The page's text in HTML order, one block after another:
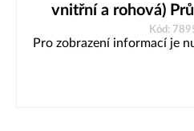
vnitřní a rohová)
Kód:
Pro zobrazení informací je